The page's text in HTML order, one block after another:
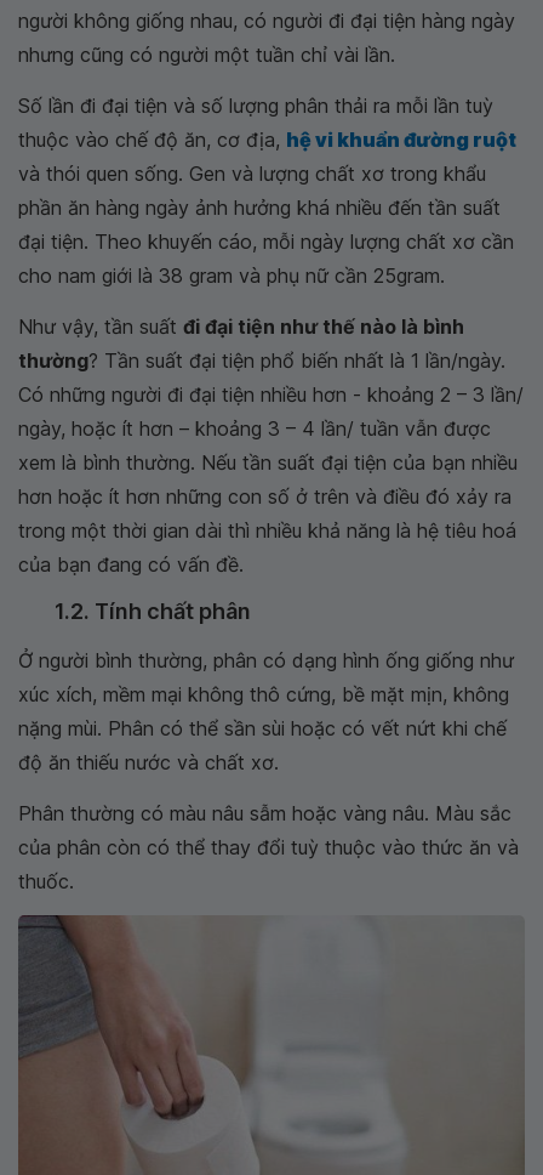
người không giống nhau, có người đi đại tiện hàng ngày
nhưng cũng có người một tuần chỉ vài lần.
Số lần đi đại tiện và số lượng phân thải ra mỗi lần tuỳ
thuộc vào chế độ ăn, cơ địa, hệ vi khuẩn đường ruột
và thói quen sống. Gen và lượng chất xơ trong khẩu
phần ăn hàng ngày ảnh hưởng khá nhiều đến tần suất
đại tiện. Theo khuyến cáo, mỗi ngày lượng chất xơ cần
cho nam giới là 38 gram và phụ nữ cần 25gram.
Như vậy, tần suất đi đại tiện như thế nào là bình
thường? Tần suất đại tiện phổ biến nhất là 1 lần/ngày.
Có những người đi đại tiện nhiều hơn - khoảng 2 – 3 lần/
ngày, hoặc ít hơn – khoảng 3 – 4 lần/ tuần vẫn được
xem là bình thường. Nếu tần suất đại tiện của bạn nhiều
hơn hoặc ít hơn những con số ở trên và điều đó xảy ra
trong một thời gian dài thì nhiều khả năng là hệ tiêu hoá
của bạn đang có vấn đề.
1.2. Tính chất phân
Ở người bình thường, phân có dạng hình ống giống như
xúc xích, mềm mại không thô cứng, bề mặt mịn, không
nặng mùi. Phân có thể sần sùi hoặc có vết nứt khi chế
độ ăn thiếu nước và chất xơ.
Phân thường có màu nâu sẫm hoặc vàng nâu. Màu sắc
của phân còn có thể thay đổi tuỳ thuộc vào thức ăn và
thuốc.